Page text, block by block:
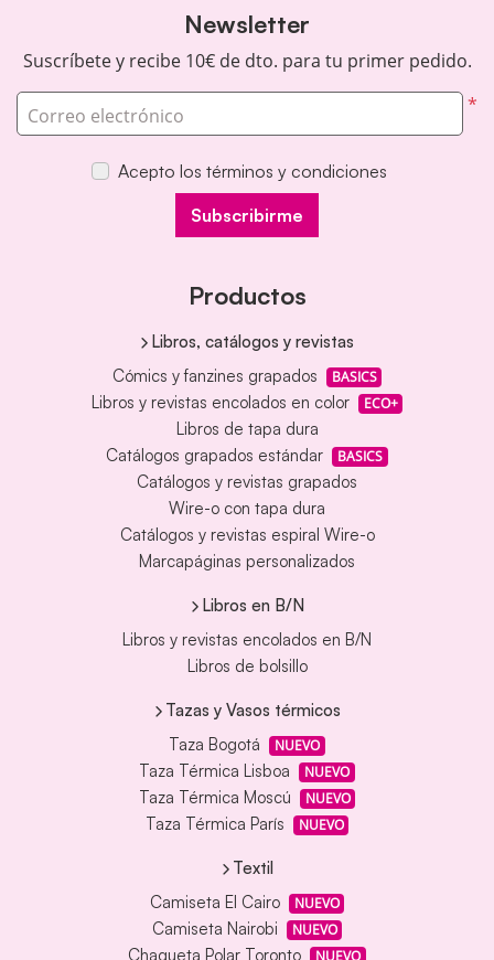
Newsletter
Suscríbete y recibe 10€ de dto. para tu primer pedido.
*
Correo electrónico
Acepto los términos y condiciones
Subscribirme
Productos
Libros, catálogos y revistas
Cómics y fanzines grapados
BASICS
Libros y revistas encolados en color ECO+
Libros de tapa dura
Catálogos grapados estándar
BASICS
Catálogos y revistas grapados
Wire-o con tapa dura
Catálogos y revistas espiral Wire-o
Marcapáginas personalizados
Libros en B/N
Libros y revistas encolados en B/N
Libros de bolsillo
Tazas y Vasos térmicos
Taza Bogotá
NUEVO
Taza Térmica Lisboa NUEVO
Taza Térmica Moscú NUEVO
Taza Térmica París NUEVO
Textil
Camiseta El Cairo
NUEVO
Camiseta Nairobi NUEVO
Chaqueta Polar Toronto